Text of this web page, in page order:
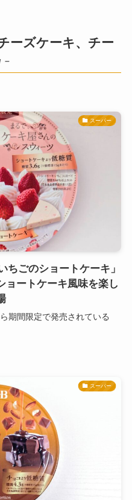
ーズケーキ、チー
–
スーパー
ちごのショートケーキ」
ョートケーキ風味を楽し
期間限定で発売されている
スーパー